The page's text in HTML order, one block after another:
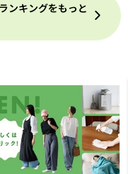
ンキングをもっと